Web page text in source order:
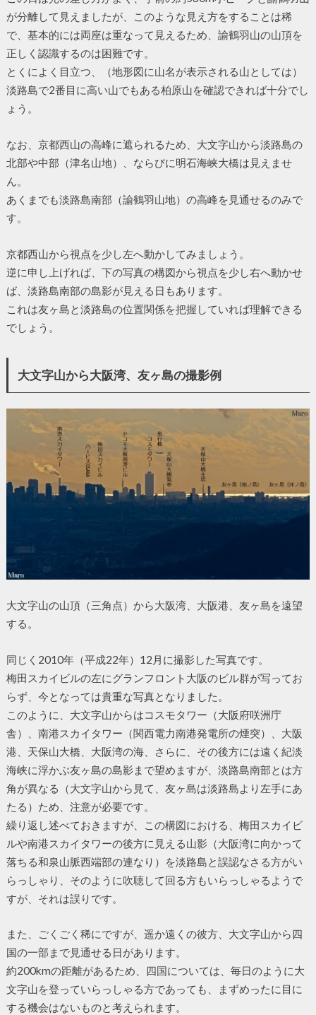
が分離して見えましたが、このような見え方をすることは稀
で、基本的には両座は重なって見えるため、諭鶴羽山の山頂を
正しく認識するのは困難です。
とくによく目立つ、（地形図に山名が表示される山としては）
淡路島で2番目に高い山でもある柏原山を確認できれば十分でし
ょう。
なお、京都西山の高峰に遮られるため、大文字山から淡路島の
北部や中部（津名山地）、ならびに明石海峡大橋は見えませ
ん。
あくまでも淡路島南部（諭鶴羽山地）の高峰を見通せるのみで
す。
京都西山から視点を少し左へ動かしてみましょう。
逆に申し上げれば、下の写真の構図から視点を少し右へ動かせ
ば、淡路島南部の島影が見える日もあります。
これは友ヶ島と淡路島の位置関係を把握していれば理解できる
でしょう。
大文字山から大阪湾、友ヶ島の撮影例
大文字山の山頂（三角点）から大阪湾、大阪港、友ヶ島を遠望
する。
同じく2010年（平成22年）12月に撮影した写真です。
梅田スカイビルの左にグランフロント大阪のビル群が写ってお
らず、今となっては貴重な写真となりました。
このように、大文字山からはコスモタワー（大阪府咲洲庁
舎）、南港スカイタワー（関西電力南港発電所の煙突）、大阪
港、天保山大橋、大阪湾の海、さらに、その後方には遠く紀淡
海峡に浮かぶ友ヶ島の島影まで望めますが、淡路島南部とは方
角が異なる（大文字山から見て、友ヶ島は淡路島より左手にあ
たる）ため、注意が必要です。
繰り返し述べておきますが、この構図における、梅田スカイビ
ルや南港スカイタワーの後方に見える山影（大阪湾に向かって
落ちる和泉山脈西端部の連なり）を淡路島と誤認なさる方がい
らっしゃり、そのように吹聴して回る方もいらっしゃるようで
すが、それは誤りです。
また、ごくごく稀にですが、遥か遠くの彼方、大文字山から四
国の一部まで見通せる日があります。
約200kmの距離があるため、四国については、毎日のように大
文字山を登っていらっしゃる方であっても、まずめったに目に
する機会はないものと考えられます。